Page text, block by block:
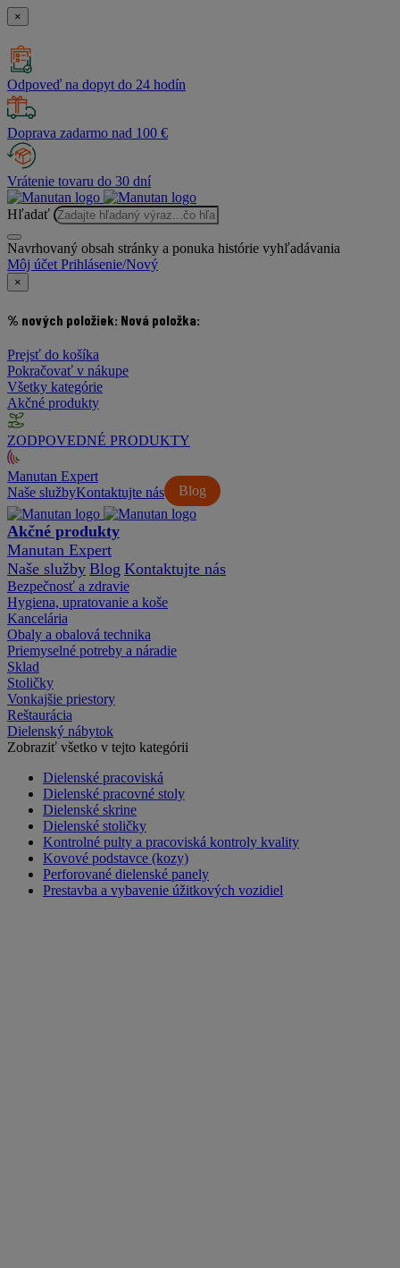
×
Odpoveď na dopyt do 24 hodín
Doprava zadarmo nad 100 €
Vrátenie tovaru do 30 dní
Hľadať
Navrhovaný obsah stránky a ponuka histórie vyhľadávania
Môj účet Prihlásenie/Nový
×
% nových položiek: Nová položka:
Prejsť do košíka
Pokračovať v nákupe
Všetky kategórie
Akčné produkty
ZODPOVEDNÉ PRODUKTY
Manutan Expert
Naše služby
Blog
Kontaktujte nás
Akčné produkty
Manutan Expert
Naše služby Blog Kontaktujte nás
Bezpečnosť a zdravie
Hygiena, upratovanie a koše
Kancelária
Obaly a obalová technika
Priemyselné potreby a náradie
Sklad
Stoličky
Vonkajšie priestory
Reštaurácia
Dielenský nábytok
Zobraziť všetko v tejto kategórii
Dielenské pracoviská
Dielenské pracovné stoly
Dielenské skrine
Dielenské stoličky
Kontrolné pulty a pracoviská kontroly kvality
Kovové podstavce (kozy)
Perforované dielenské panely
Prestavba a vybavenie úžitkových vozidiel